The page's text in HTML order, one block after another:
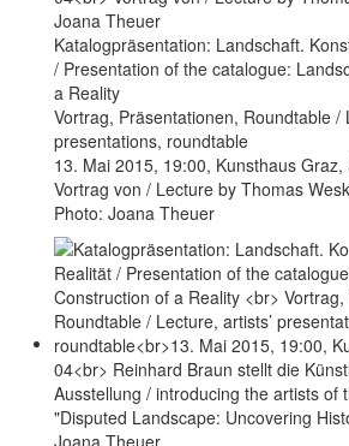
Katalogpräsentation: Landschaft.
/ Presentation of the catalogue:
a Reality
Vortrag, Präsentationen, Roundtable /
presentations, roundtable
13. Mai 2015, 19:00, Kunsthaus Graz,
Vortrag von / Lecture by Thomas
Photo: Joana Theuer